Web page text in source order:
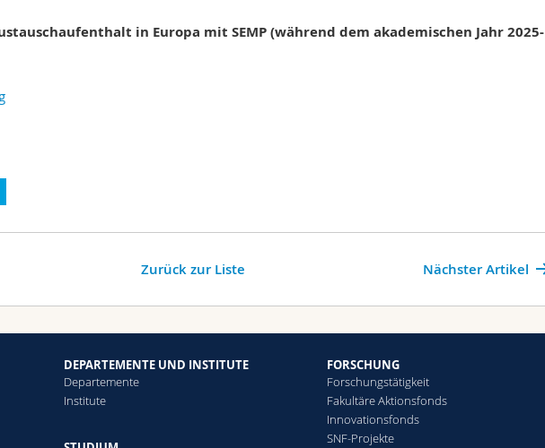
in Europa mit SEMP (während dem akademischen Jahr 2025-
Nächster Artikel
Zurück zur Liste
DEPARTEMENTE UND INSTITUTE
Departemente
Institute
FORSCHUNG
Forschungstätigkeit
Fakultäre Aktionsfonds
Innovationsfonds
SNF-Projekte